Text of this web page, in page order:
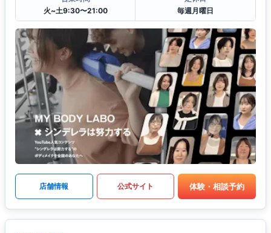
火~土9:30〜21:00
毎週月曜日
店舗情報 公式サイト 体験・相談予約